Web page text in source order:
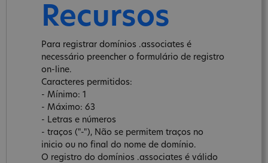
Recursos
Para registrar domínios .associates é
necessário preencher o formulário de registro
on-line.
Caracteres permitidos:
- Mínimo: 1
- Máximo: 63
- Letras e números
- traços ("-"), Não se permitem traços no
inicio ou no final do nome de domínio.
O registro do domínios .associates é válido